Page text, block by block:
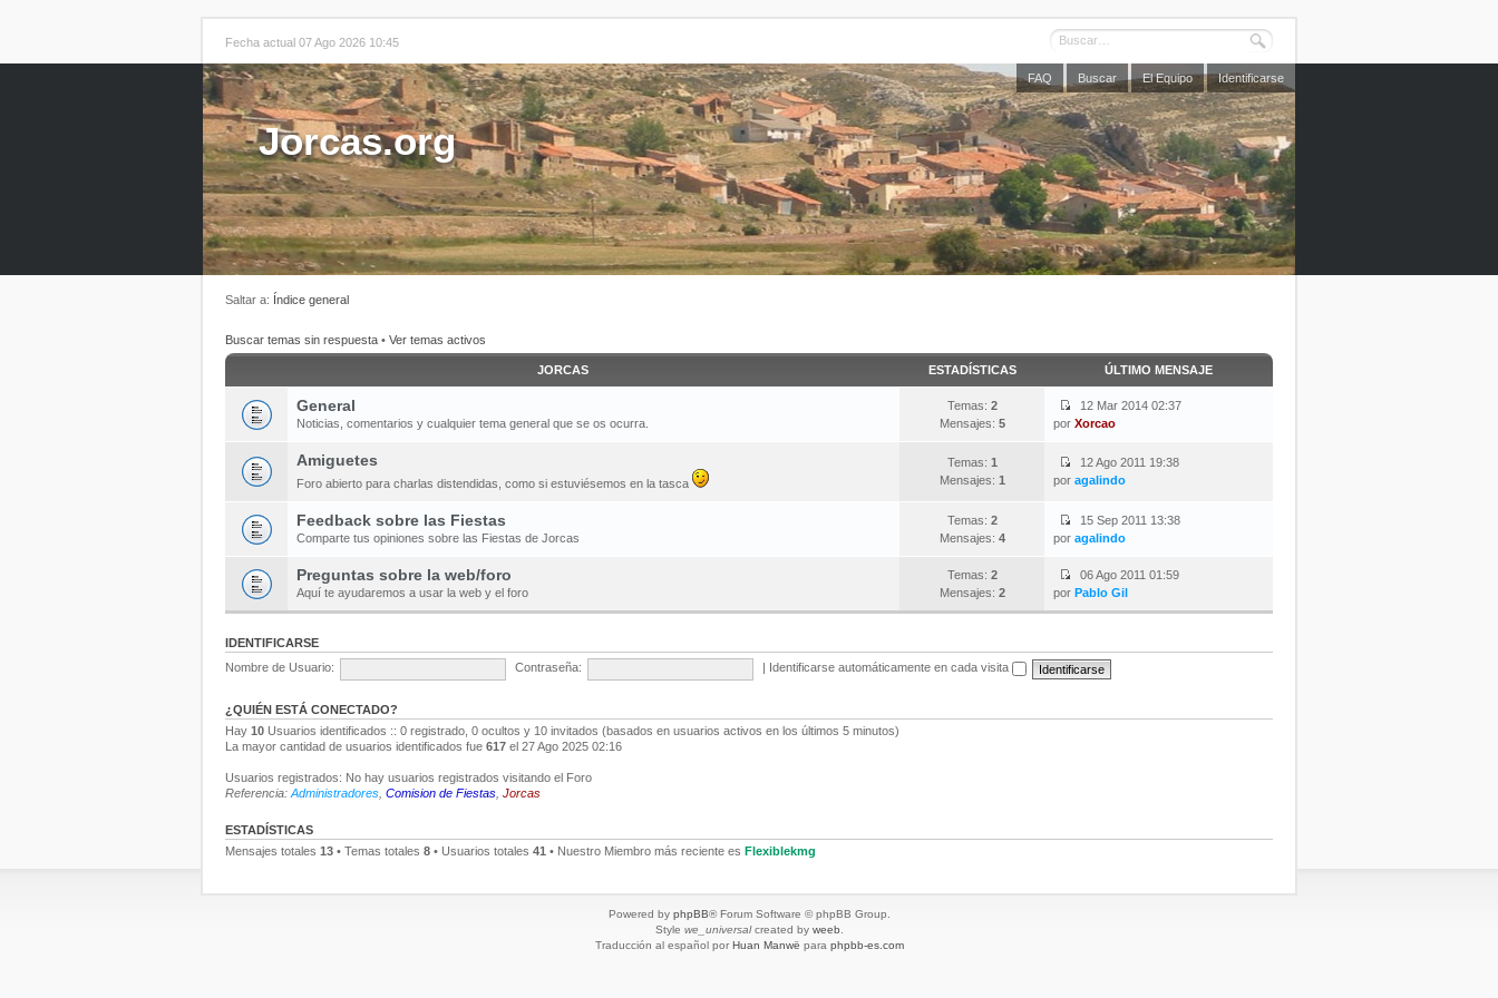
Fecha actual 07 Ago 2026 10:45
FAQ Buscar El Equipo Identificarse
Jorcas.org
Saltar a: Índice general
Buscar temas sin respuesta • Ver temas activos
JORCAS ESTADÍSTICAS ÚLTIMO MENSAJE
General
Noticias, comentarios y cualquier tema general que se os ocurra.
Temas: 2
Mensajes: 5
12 Mar 2014 02:37
por Xorcao
Amiguetes
Foro abierto para charlas distendidas, como si estuviésemos en la tasca
Temas: 1
Mensajes: 1
12 Ago 2011 19:38
por agalindo
Feedback sobre las Fiestas
Comparte tus opiniones sobre las Fiestas de Jorcas
Temas: 2
Mensajes: 4
15 Sep 2011 13:38
por agalindo
Preguntas sobre la web/foro
Aquí te ayudaremos a usar la web y el foro
Temas: 2
Mensajes: 2
06 Ago 2011 01:59
por Pablo Gil
IDENTIFICARSE
Nombre de Usuario:
Contraseña: Identificarse automáticamente en cada visita
¿QUIÉN ESTÁ CONECTADO?
Hay 10 Usuarios identificados :: 0 registrado, 0 ocultos y 10 invitados (basados en usuarios activos en los últimos 5 minutos)
La mayor cantidad de usuarios identificados fue 617 el 27 Ago 2025 02:16
Usuarios registrados: No hay usuarios registrados visitando el Foro
Referencia: Administradores Comision de Fiestas Jorcas
ESTADÍSTICAS
Mensajes totales 13 • Temas totales 8 • Usuarios totales 41 • Nuestro Miembro más reciente es Flexiblekmg
Powered by phpBB® Forum Software © phpBB Group.
Style we_universalcreated by weeb
Traducción al español por Huan Manwë para phpbb-es.com